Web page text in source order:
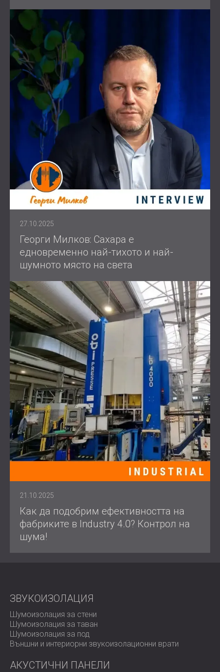
27.10.2025
Георги Милков: Сахара е
едновременно най-тихото и най-
шумното място на света
21.10.2025
Как да подобрим ефективността на
фабриките в Industry 4.0? Контрол на
шума!
ЗВУКОИЗОЛАЦИЯ
Шумоизолация за стени
Шумоизолация за таван
Шумоизолация за под
Външни и интериорни звукоизолационни врати
АКУСТИЧНИ ПАНЕЛИ